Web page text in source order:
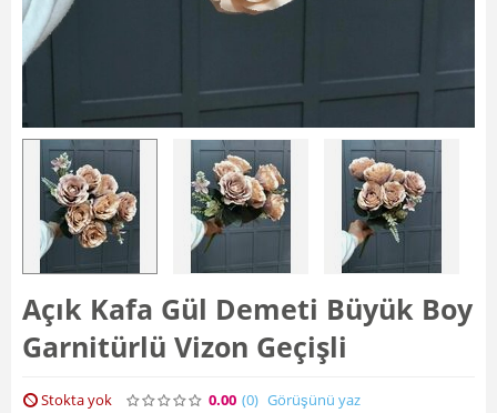
Açık Kafa Gül Demeti Büyük Boy
Garnitürlü Vizon Geçişli
Stokta yok 0.00 (0) Görüşünü yaz